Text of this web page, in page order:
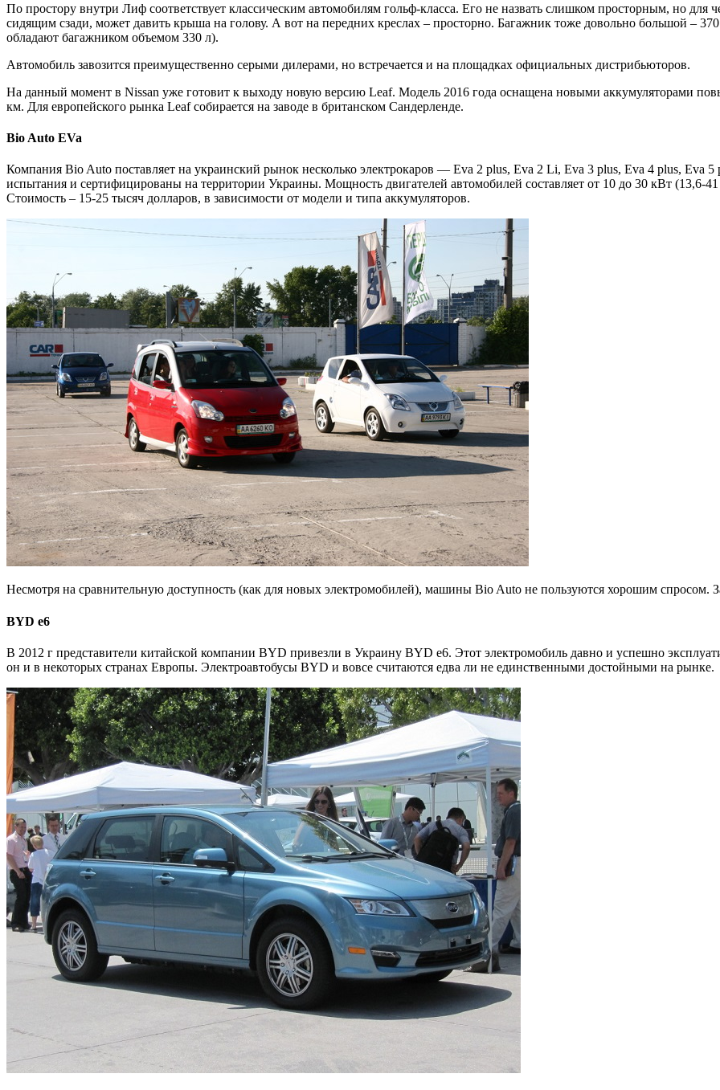
По простору внутри Лиф соответствует классическим автомобилям гольф-класса. Его не назвать слишком просторным, но для
сидящим сзади, может давить крыша на голову. А вот на передних креслах – просторно. Багажник тоже довольно большой –
обладают багажником объемом 330 л).
Автомобиль завозится преимущественно серыми дилерами, но встречается и на площадках официальных дистрибьюторов.
На данный момент в Nissan уже готовит к выходу новую версию Leaf. Модель 2016 года оснащена новыми аккумуляторами
км. Для европейского рынка Leaf собирается на заводе в британском Сандерленде.
Bio Auto EVa
Компания Bio Auto поставляет на украинский рынок несколько электрокаров — Eva 2 plus, Eva 2 Li, Eva 3 plus, Eva 4 plus,
испытания и сертифицированы на территории Украины. Мощность двигателей автомобилей составляет от 10 до 30 кВт (13,6-41
Стоимость – 15-25 тысяч долларов, в зависимости от модели и типа аккумуляторов.
Несмотря на сравнительную доступность (как для новых электромобилей), машины Bio Auto не пользуются хорошим спросом.
BYD e6
В 2012 г представители китайской компании BYD привезли в Украину BYD е6. Этот электромобиль давно и успешно
он и в некоторых странах Европы. Электроавтобусы BYD и вовсе считаются едва ли не единственными достойными на рынке.